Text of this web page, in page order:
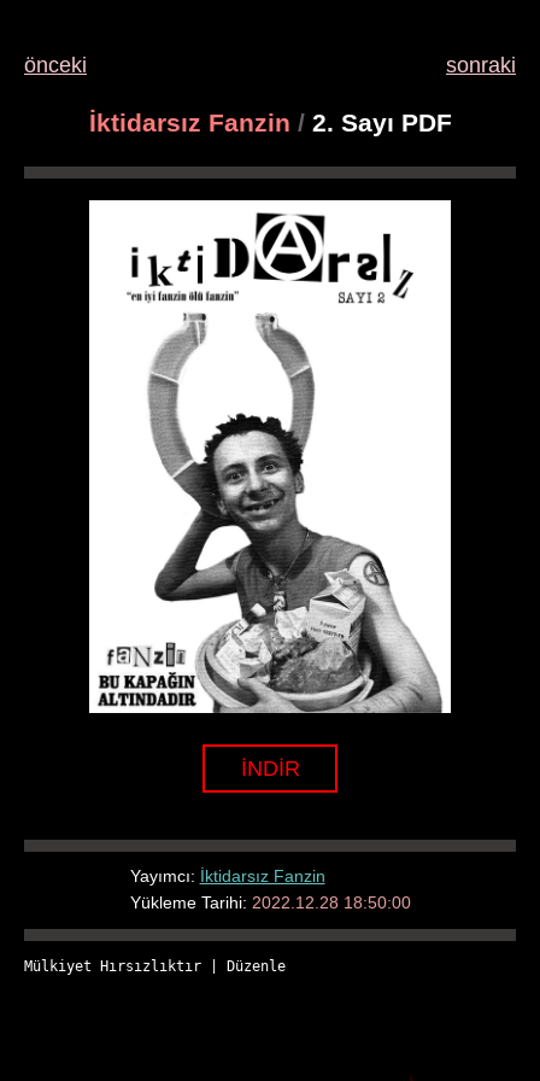
önceki sonraki
İktidarsız Fanzin /2. Sayı PDF
İNDİR
Yayımcı: İktidarsız Fanzin
Yükleme Tarihi: 2022.12.28 18:50:00
Mülkiyet Hırsızlıktır Düzenle